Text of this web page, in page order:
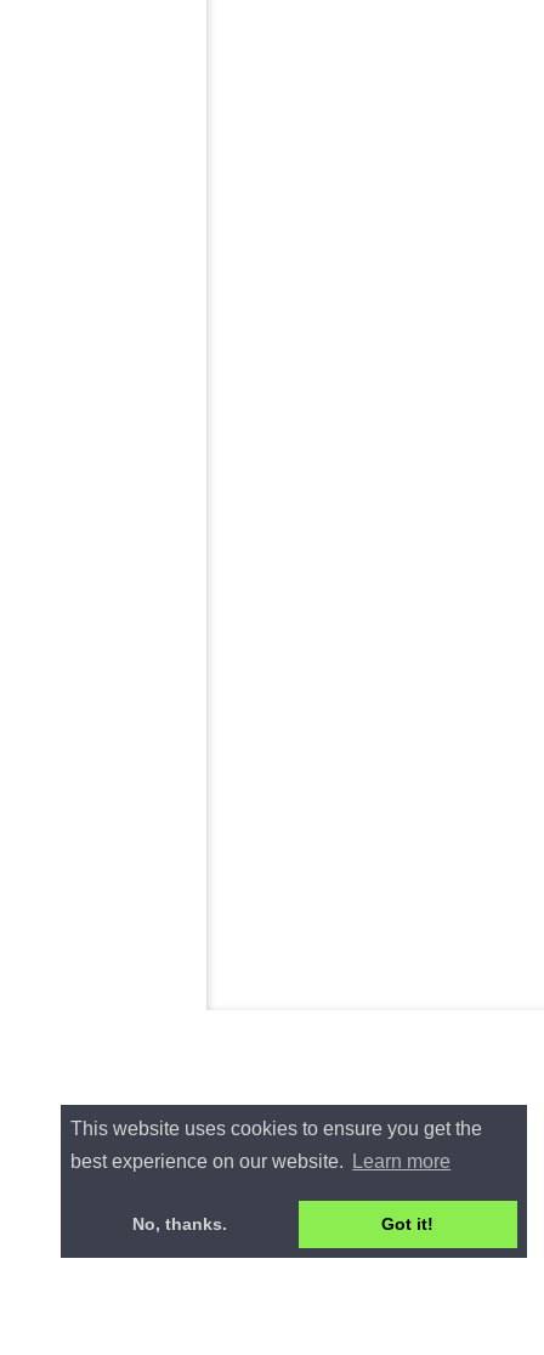
This website uses cookies to ensure you get the
best experience on our website.
Learn more
No, thanks. Got it!